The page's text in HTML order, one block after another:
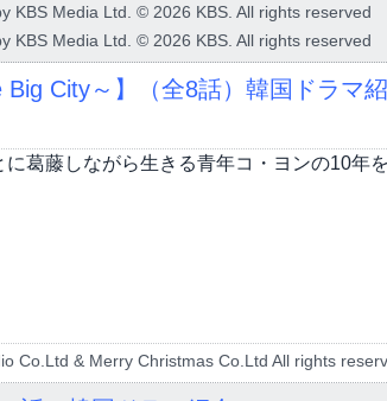
KBS Media Ltd. © 2026 KBS. All rights reserved
KBS Media Ltd. © 2026 KBS. All rights reserved
Big City～】（全8話）韓国ドラマ
葛藤しながら生きる青年コ・ヨンの10年を
Co.Ltd & Merry Christmas Co.Ltd All rights